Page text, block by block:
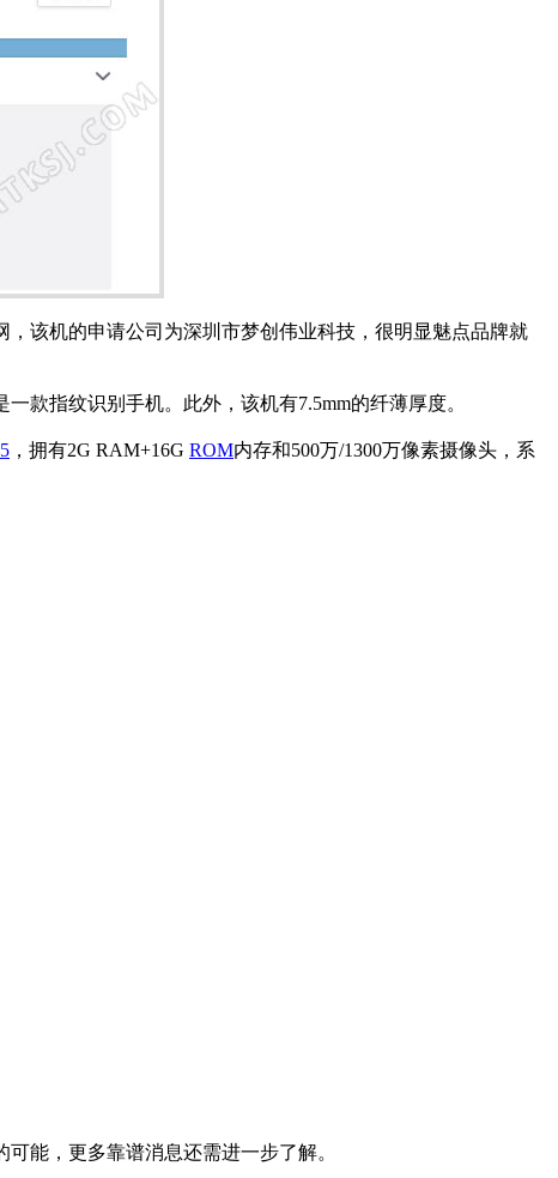
该机的申请公司为深圳市梦创伟业科技，很明显魅点品牌就
款指纹识别手机。此外，该机有7.5mm的纤薄厚度。
，拥有2G RAM+16G ROM内存和500万/1300万像素摄像头，系
能，更多靠谱消息还需进一步了解。